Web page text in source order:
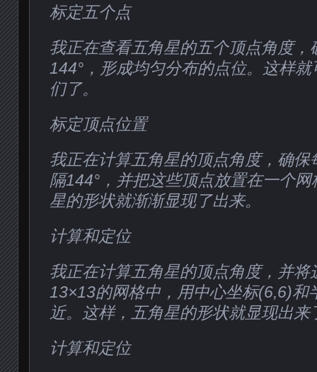
标定五个点
我正在查看五角星的五个顶点角度，
144°，形成均匀分布的点位。这样
们了。
标定顶点位置
我正在计算五角星的顶点角度，确保
隔144°，并把这些顶点放置在一个
星的形状就渐渐显现了出来。
计算和定位
我正在计算五角星的顶点角度，并将
13×13的网格中，用中心坐标(6,6)和
近。这样，五角星的形状就显现出来
计算和定位